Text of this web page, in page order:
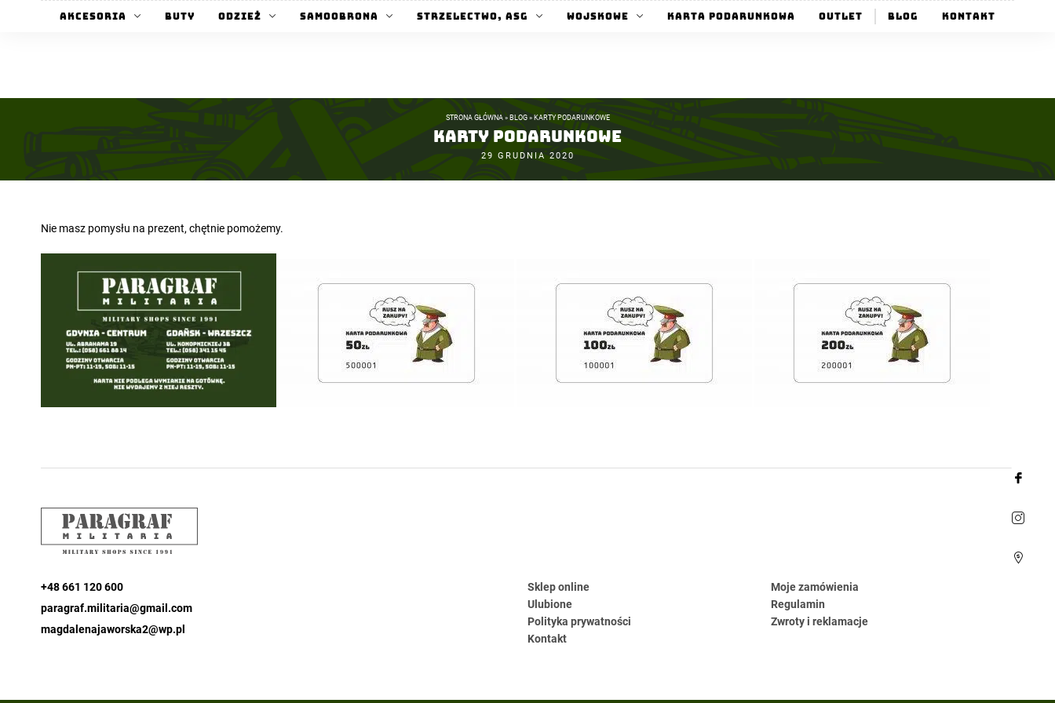
Akcesoria Buty Odzież Samoobrona Strzelectwo, ASG Wojskowe Karta Podarunkowa Outlet Blog Kontakt
STRONA GŁÓWNA» BLOG» KARTY PODARUNKOWE
Karty Podarunkowe
OPUBLIKOWANE
W
29 GRUDNIA 2020
Nie masz pomysłu na prezent, chętnie pomożemy.
+48 661 120 600
paragraf.militaria@gmail.com
magdalenajaworska2@wp.pl
Sklep online
Moje zamówienia
Ulubione
Regulamin
Polityka prywatności
Zwroty i reklamacje
Kontakt